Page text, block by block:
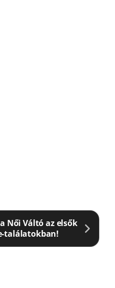
Női Váltó az elsők
találatokban!